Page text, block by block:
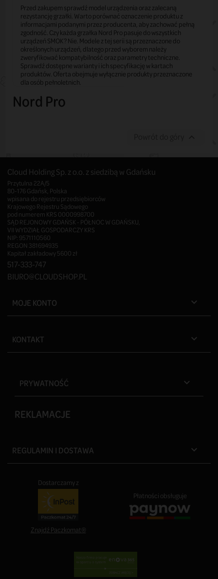
Przed zakupem sprawdź model urządzenia oraz zalecaną
rezystancję grzałki. Warto porównać oznaczenie produktu z
informacjami podanymi przez producenta, aby zachować pełną
zgodność. Czy każda grzałka Nord Pro pasuje do wszystkich
urządzeń SMOK? Nie. Modele z tej serii są przeznaczone do
określonych urządzeń, dlatego przed wyborem należy
zweryfikować kompatybilność oraz parametry techniczne.
Sprawdź dostępne warianty i ich specyfikację w kartach
produktów. Oferta obejmuje wyłącznie produkty przeznaczone
dla osób pełnoletnich.
Nord Pro
Cloud Holding Sp. z o.o. z siedzibą w Gdańsku
Przytulna 22A/5
80-176 Gdańsk, Polska
wpisana do rejestru przedsiębiorców
Krajowego Rejestru Sądowego
pod numerem KRS 0000998700
SĄD REJONOWY GDAŃSK - PÓŁNOC W GDAŃSKU,
VII WYDZIAŁ GOSPODARCZY KRS
NIP: 9571110560
REGON 381694935
Kapitał zakładowy 5600 zł
517-333-747
BIURO@CLOUDSHOP.PL
MOJE KONTO 
KONTAKT 
PRYWATNOŚĆ 
REKLAMACJE
REGULAMIN I DOSTAWA 
Dostarczamy z
Znajdź Paczkomat®
Płatności obsługuje